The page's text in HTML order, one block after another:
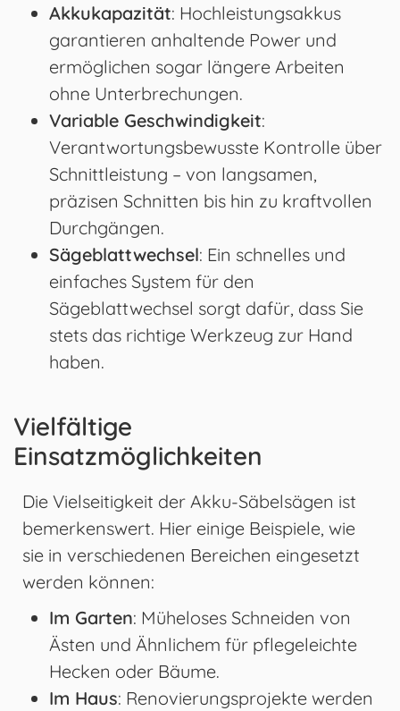
Akkukapazität: Hochleistungsakkus
garantieren anhaltende Power und
ermöglichen sogar längere Arbeiten
ohne Unterbrechungen.
Variable Geschwindigkeit:
Verantwortungsbewusste Kontrolle über
Schnittleistung – von langsamen,
präzisen Schnitten bis hin zu kraftvollen
Durchgängen.
Sägeblattwechsel: Ein schnelles und
einfaches System für den
Sägeblattwechsel sorgt dafür, dass Sie
stets das richtige Werkzeug zur Hand
haben.
Vielfältige
Einsatzmöglichkeiten
Die Vielseitigkeit der Akku-Säbelsägen ist
bemerkenswert. Hier einige Beispiele, wie
sie in verschiedenen Bereichen eingesetzt
werden können:
Im Garten: Müheloses Schneiden von
Ästen und Ähnlichem für pflegeleichte
Hecken oder Bäume.
Im Haus: Renovierungsprojekte werden